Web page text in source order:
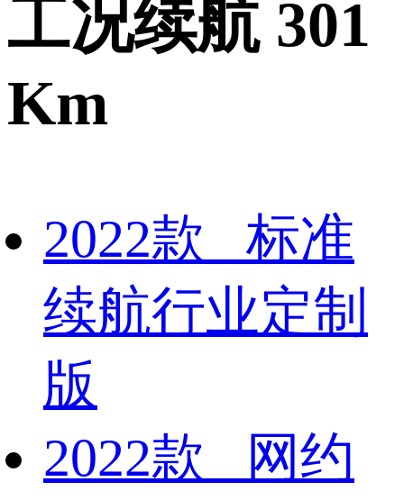
工况续航 301
Km
2022款 标准
续航行业定制
版
2022款 网约